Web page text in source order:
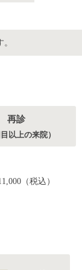
再診
目以上の来院）
（税込）